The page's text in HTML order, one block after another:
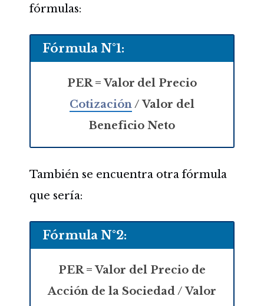
fórmulas:
Fórmula N°1:
PER = Valor del Precio
Cotización/ Valor del
Beneficio Neto
También se encuentra otra fórmula
que sería:
Fórmula N°2:
PER = Valor del Precio de
Acción de la Sociedad / Valor